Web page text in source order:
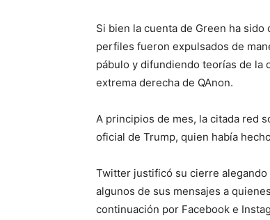
Si bien la cuenta de Green ha
perfiles fueron expulsados de
pábulo y difundiendo teorías de la
extrema derecha de QAnon.
A principios de mes, la citada red
oficial de Trump, quien había
Twitter justificó su cierre
algunos de sus mensajes a
continuación por Facebook e